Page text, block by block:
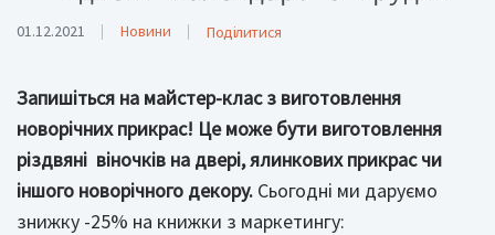
01.12.2021 Новини Поділитися
Запишіться на майстер-клас з виготовлення
новорічних прикрас! Це може бути виготовлення
різдвяні віночків на двері, ялинкових прикрас чи
іншого новорічного декору. Сьогодні ми даруємо
знижку -25% на книжки з маркетингу: